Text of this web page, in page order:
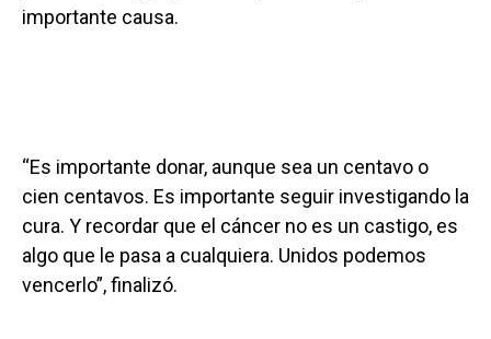
importante causa.
“Es importante donar, aunque sea un centavo o
cien centavos. Es importante seguir investigando la
cura. Y recordar que el cáncer no es un castigo, es
algo que le pasa a cualquiera. Unidos podemos
vencerlo”, finalizó.